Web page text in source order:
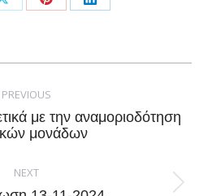
Share
X
Share
Pinterest
Share
LinkedIn
PREVIOUS
Previous
post:
με την αναμοριοδότηση
μονάδων
NEXT
Next